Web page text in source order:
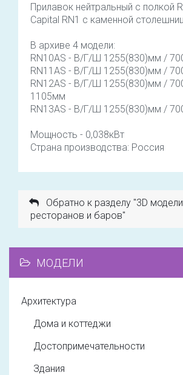
Прилавок нейтральный с полкой
Capital RN1 с каменной
В архиве 4 модели:
RN10AS - В/Г/Ш 1255(830)мм /
RN11AS - В/Г/Ш 1255(830)мм /
RN12AS - В/Г/Ш 1255(830)мм /
1105мм
RN13AS - В/Г/Ш 1255(830)мм /
Мощность - 0,038кВт
Страна производства: Россия
Обратно к разделу "3D
ресторанов и баров"
МОДЕЛИ
Архитектура
Дома и коттеджи
Достопримечательности
Здания